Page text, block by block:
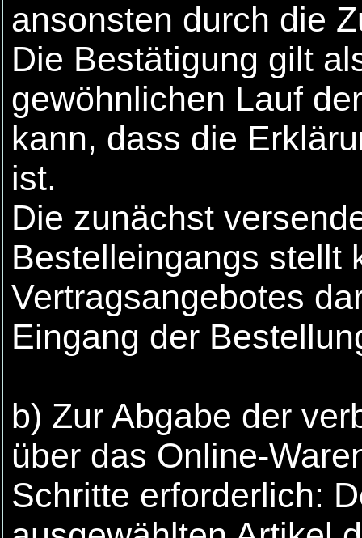
ansonsten durch die
Die Bestätigung gilt
gewöhnlichen Lauf
kann, dass die
ist.
Die zunächst
Bestelleingangs stellt
Vertragsangebotes
Eingang der
b) Zur Abgabe der
über das Online-
Schritte erforderlich: